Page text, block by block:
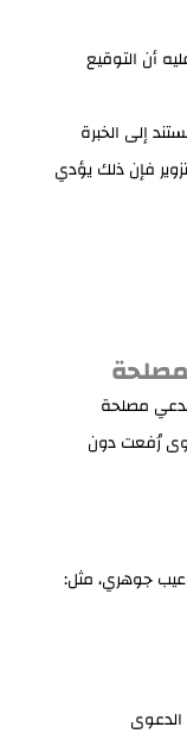
أن التوقيع
إلى الخبرة
فإن ذلك يؤدي
مصلحة
رُفعت دون
عيب جوهري، مثل: